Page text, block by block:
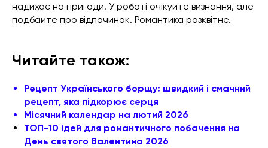
надихає на пригоди. У роботі очікуйте визнання, але
подбайте про відпочинок. Романтика розквітне.
Читайте також:
Рецепт Українського борщу: швидкий і смачний
рецепт, яка підкорює серця
Місячний календар на лютий 2026
ТОП-10 ідей для романтичного побачення на
День святого Валентина 2026